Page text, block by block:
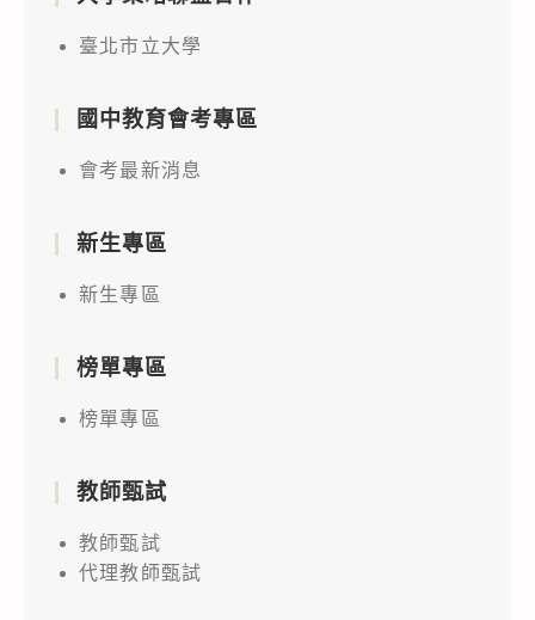
臺北市立大學
國中教育會考專區
會考最新消息
新生專區
新生專區
榜單專區
榜單專區
教師甄試
教師甄試
代理教師甄試